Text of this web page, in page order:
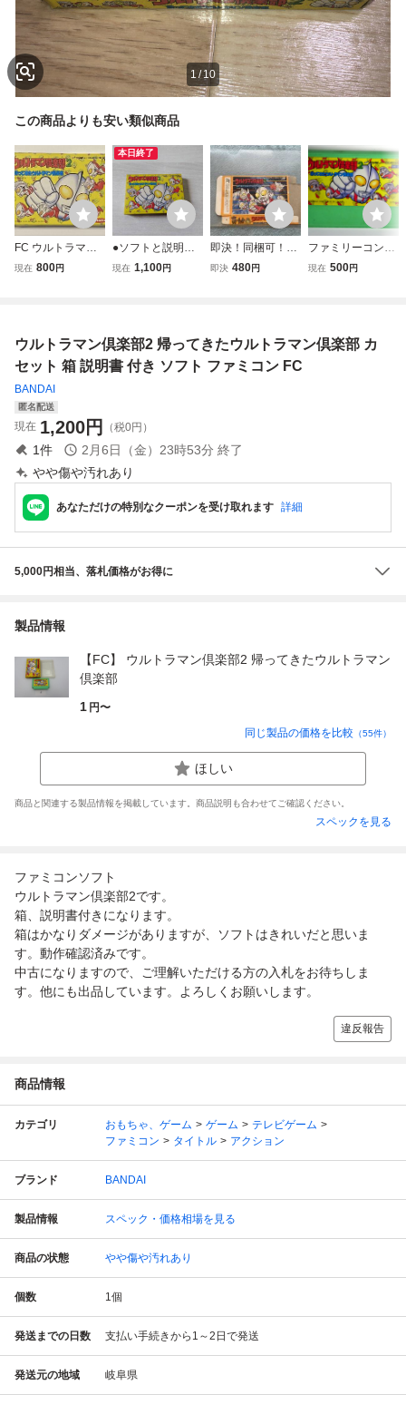
1/ 10
この商品よりも安い類似商品
FC ウルトラマン
倶楽部2 帰ってき
現在 800円
本日終了
●ソフトと説明書
無し FC ウルト
も同梱可能●
現在 1,100円
即決！同梱可！
ファミコン ウル
即決 480円
ファミリーコンピ
ューター ユタカ
現在 500円
ウルトラマン倶楽部2 帰ってきたウルトラマン倶楽部 カ
セット 箱 説明書 付き ソフト ファミコン FC
BANDAI
匿名配送
現在 1,200円 （税0円）
1件 2月6日（金）23時53分 終了
やや傷や汚れあり
あなただけの特別なクーポンを受け取れます 詳細
5,000円相当、落札価格がお得に
製品情報
【FC】 ウルトラマン倶楽部2 帰ってきたウルトラマン
倶楽部
1 円〜
同じ製品の価格を比較 （55件）
ほしい
商品と関連する製品情報を掲載しています。商品説明も合わせてご確認ください。
スペックを見る
ファミコンソフト
ウルトラマン倶楽部2です。
箱、説明書付きになります。
箱はかなりダメージがありますが、ソフトはきれいだと思いま
す。動作確認済みです。
中古になりますので、ご理解いただける方の入札をお待ちしま
す。他にも出品しています。よろしくお願いします。
違反報告
商品情報
カテゴリ おもちゃ、ゲーム ゲーム
テレビゲーム
ファミコン
タイトル アクション
ブランド BANDAI
製品情報 スペック・価格相場を見る
商品の状態 やや傷や汚れあり
個数 1個
発送までの日数 支払い手続きから1～2日で発送
発送元の地域 岐阜県